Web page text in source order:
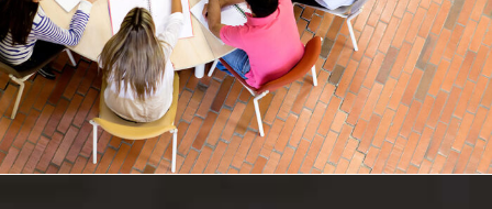
6 JUIN 2016 BY ADMIN_UACA